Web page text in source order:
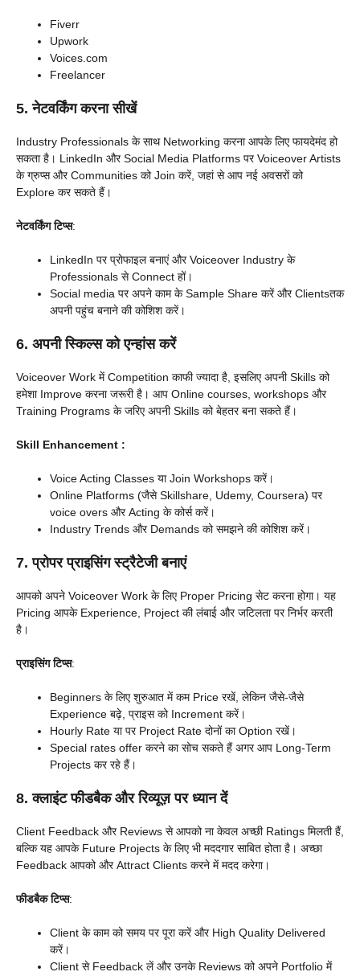
Fiverr
Upwork
Voices.com
Freelancer
5. नेटवर्किंग करना सीखें
Industry Professionals के साथ Networking करना आपके लिए फायदेमंद हो
सकता है। LinkedIn और Social Media Platforms पर Voiceover Artists
के ग्रुप्स और Communities को Join करें, जहां से आप नई अवसरों को
Explore कर सकते हैं।
नेटवर्किंग टिप्स:
LinkedIn पर प्रोफाइल बनाएं और Voiceover Industry के
Professionals से Connect हों।
Social media पर अपने काम के Sample Share करें और Clientsतक
अपनी पहुंच बनाने की कोशिश करें।
6. अपनी स्किल्स को एन्हांस करें
Voiceover Work में Competition काफी ज्यादा है, इसलिए अपनी Skills को
हमेशा Improve करना जरूरी है। आप Online courses, workshops और
Training Programs के जरिए अपनी Skills को बेहतर बना सकते हैं।
Skill Enhancement :
Voice Acting Classes या Join Workshops करें।
Online Platforms (जैसे Skillshare, Udemy, Coursera) पर
voice overs और Acting के कोर्स करें।
Industry Trends और Demands को समझने की कोशिश करें।
7. प्रोपर प्राइसिंग स्ट्रैटेजी बनाएं
आपको अपने Voiceover Work के लिए Proper Pricing सेट करना होगा। यह
Pricing आपके Experience, Project की लंबाई और जटिलता पर निर्भर करती
है।
प्राइसिंग टिप्स:
Beginners के लिए शुरुआत में कम Price रखें, लेकिन जैसे-जैसे
Experience बढ़े, प्राइस को Increment करें।
Hourly Rate या पर Project Rate दोनों का Option रखें।
Special rates offer करने का सोच सकते हैं अगर आप Long-Term
Projects कर रहे हैं।
8. क्लाइंट फीडबैक और रिव्यूज़ पर ध्यान दें
Client Feedback और Reviews से आपको ना केवल अच्छी Ratings मिलती हैं,
बल्कि यह आपके Future Projects के लिए भी मददगार साबित होता है। अच्छा
Feedback आपको और Attract Clients करने में मदद करेगा।
फीडबैक टिप्स:
Client के काम को समय पर पूरा करें और High Quality Delivered
करें।
Client से Feedback लें और उनके Reviews को अपने Portfolio में